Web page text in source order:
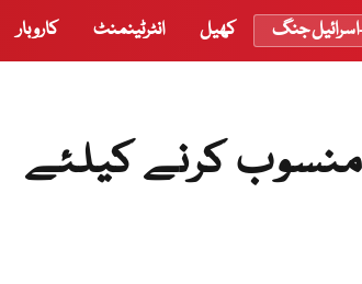
اسرائیل جنگ کھیل انٹرٹینمنٹ کاروبار
کرنے کیلئے